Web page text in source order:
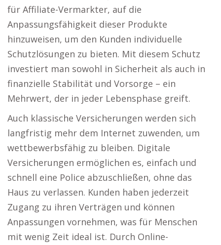
für Affiliate-Vermarkter, auf die
Anpassungsfähigkeit dieser Produkte
hinzuweisen, um den Kunden individuelle
Schutzlösungen zu bieten. Mit diesem Schutz
investiert man sowohl in Sicherheit als auch in
finanzielle Stabilität und Vorsorge – ein
Mehrwert, der in jeder Lebensphase greift.
Auch klassische Versicherungen werden sich
langfristig mehr dem Internet zuwenden, um
wettbewerbsfähig zu bleiben. Digitale
Versicherungen ermöglichen es, einfach und
schnell eine Police abzuschließen, ohne das
Haus zu verlassen. Kunden haben jederzeit
Zugang zu ihren Verträgen und können
Anpassungen vornehmen, was für Menschen
mit wenig Zeit ideal ist. Durch Online-